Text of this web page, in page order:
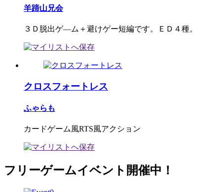
羊蹄山兄会
３Ｄ脱出ゲ―ム＋避けゲー短編です。ＥＤ４種。
クロスフォートレス
ふゃらも
カードゲーム風RTS風アクション
フリーゲームイベント開催中！